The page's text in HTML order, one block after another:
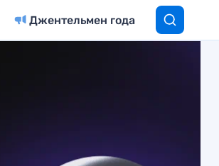
Джентельмен года